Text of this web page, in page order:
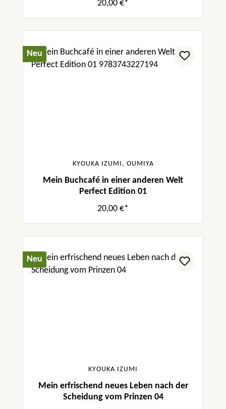
20,00 €*
Neu
KYOUKA IZUMI, OUMIYA
Mein Buchcafé in einer anderen Welt
Perfect Edition 01
20,00 €*
Neu
KYOUKA IZUMI
Mein erfrischend neues Leben nach der
Scheidung vom Prinzen 04